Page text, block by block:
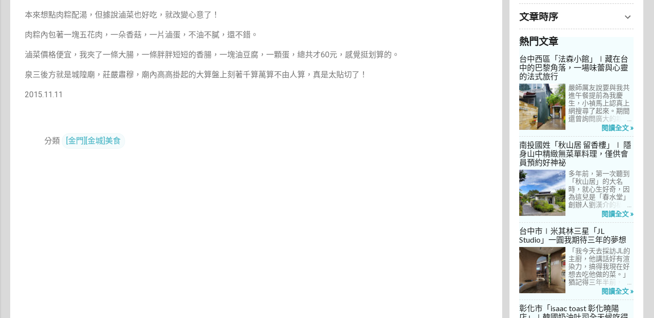
本來想點肉粽配湯，但據說滷菜也好吃，就改變心意了！
肉粽內包著一塊五花肉，一朵香菇，一片滷蛋，不油不膩，還不錯。
滷菜價格便宜，我夾了一條大腸，一條胖胖短短的香腸，一塊油豆腐，一顆蛋，總共才60元，感覺挺划算的。
泉三後方就是城隍廟，莊嚴肅穆，廟內高高掛起的大算盤上刻著千算萬算不由人算，真是太貼切了！
2015.11.11
分類 [金門][金城]美食
文章時序
熱門文章
台中西區「法森小館」∣藏在台
中的巴黎角落，一場味蕾與心靈
的法式旅行
嚴師厲友說要與我共
進午餐提前為我慶
生，小禎馬上認真上
網搜尋了起來。期間
還曾詢問廣大的親友
們有沒有推薦的餐
阿姨及桄甄老師誠懇
給我建議，其他都是
一堆來亂的！哈～ 從
宮」到台中的
「澀」，再比較了幾
間價位較親民的牛排
餐廳……，最終，小禎
選定了阿姨及表弟剛
去吃過的「法森小
館」，理由很簡單：
歐法套餐1680元起的
價位可以接受，而且
不是無菜單料理，從
開胃菜、湯品、主
菜、甜點等，通通可
以選自己喜歡的，小
禎覺得能夠自由搭配
很讚！而且「法森小
館」是台中老字號的
不斷，能夠屹立不搖
這麼多年，一定有它
閱讀全文 »
南投國姓「秋山居 留香樓」∣ 隱
身山中精緻無菜單料理，僅供會
員預約好神祕
多年前，第一次聽到
「秋山居」的大名
時，就心生好奇，因
為這兒是「春水堂」
創辦人劉漢介的私人
招待所，只對會員開
自從十多年前搬回彰
化之後，小禎才開始
上春水堂吃飯、喝
茶，有一度還把春水
堂當麵店在吃，每週
到台中上課時，總忍
不住奔入春水堂，點
上一碗「XO醬拌麵」
搭配一杯茶飲，後來
也嘗試過其他茶點，
對春水堂的餐飲很有
信心。因此，一得知
閱讀全文 »
台中市∣米其林三星「JL
Studio」一圓我期待三年的夢想
「我今天去採訪JL的
主廚，他講話好有渲
染力，搞得我現在好
想去吃他做的菜。」
猶記得三年半前，當
米其林評鑑要來台中
做了一次得獎預測，
於是我因為工作踏入
閱讀全文 »
彰化市「isaac toast 彰化曉陽